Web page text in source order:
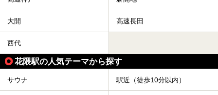
大開 高速長田
西代
花隈駅の人気テーマから探す
サウナ 駅近（徒歩10分以内）